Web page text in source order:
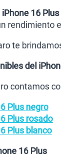
16
rendimiento
te
del
contamos
Plus negro
Plus rosado
Plus blanco
16 Plus